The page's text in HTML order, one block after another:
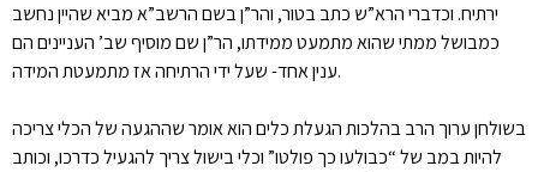
ירתיח. וכדברי הרא”ש כתב בטור, והר”ן בשם הרשב”א מביא שהיין נחשב
כמבושל ממתי שהוא מתמעט ממידתו, הר”ן שם מוסיף שב’ העניינים הם
ענין אחד- שעל ידי הרתיחה אז מתמעטת המידה.
בשולחן ערוך הרב בהלכות הגעלת כלים הוא אומר שההגעה של הכלי צריכה
להיות במב של “כבולעו כך פולטו” וכלי בישול צריך להגעיל כדרכו, וכותב